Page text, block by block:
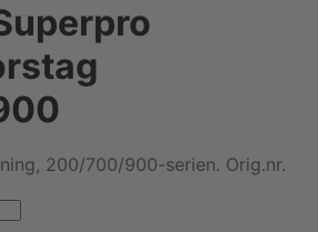
200/700/900-serien. Orig.nr.